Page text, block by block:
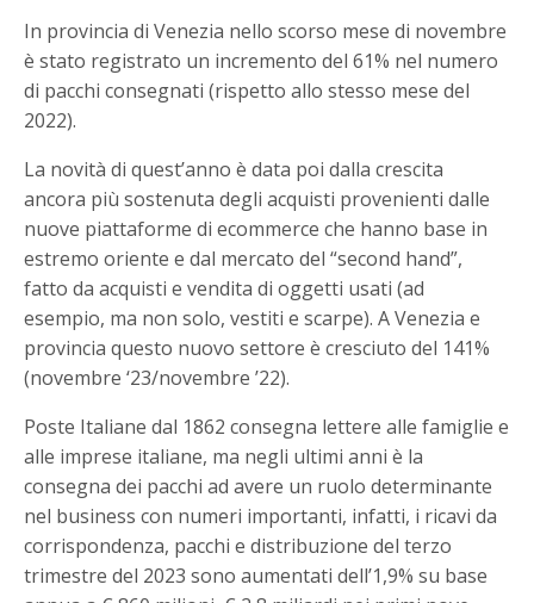
In provincia di Venezia nello scorso mese di novembre
è stato registrato un incremento del 61% nel numero
di pacchi consegnati (rispetto allo stesso mese del
2022).
La novità di quest’anno è data poi dalla crescita
ancora più sostenuta degli acquisti provenienti dalle
nuove piattaforme di ecommerce che hanno base in
estremo oriente e dal mercato del “second hand”,
fatto da acquisti e vendita di oggetti usati (ad
esempio, ma non solo, vestiti e scarpe). A Venezia e
provincia questo nuovo settore è cresciuto del 141%
(novembre ‘23/novembre ’22).
Poste Italiane dal 1862 consegna lettere alle famiglie e
alle imprese italiane, ma negli ultimi anni è la
consegna dei pacchi ad avere un ruolo determinante
nel business con numeri importanti, infatti, i ricavi da
corrispondenza, pacchi e distribuzione del terzo
trimestre del 2023 sono aumentati dell’1,9% su base